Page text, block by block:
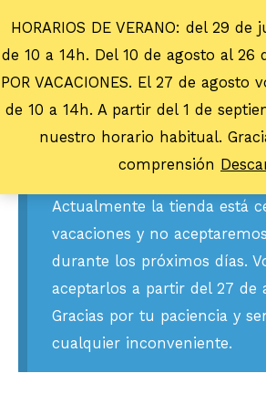
HORARIOS DE VERANO: del 29
de 10 a 14h. Del 10 de agosto al 26
POR VACACIONES. El 27 de
de 10 a 14h. A partir del 1 de
nuestro horario habitual.
comprensión
Actualmente la tienda está
vacaciones y no
durante los próximos días.
aceptarlos a partir del 27 de
Gracias por tu paciencia y
cualquier inconveniente.